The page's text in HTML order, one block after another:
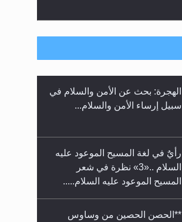
إتمام حفظ القرآن الكريم لثلاثة
حفل توزيع الشهادات في الجامعة
الأحمدية بنيجيريا لعام 2025
الهجرة: بحث عن الأمن والسلام في
سبيل إرساء الأمن والسلام...
رأيٌ في لغة المسيح الموعود عليه
السلام ..«3» نظرة في شعر
المسيح الموعود عليه السلام.....
**الحصن الحصين من وساوس